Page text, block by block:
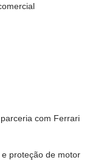
com Ferrari
proteção de motor